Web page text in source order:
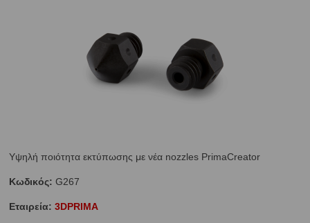
Υψηλή ποιότητα εκτύπωσης με νέα nozzles PrimaCreator
Κωδικός: G267
Εταιρεία: 3DPRIMA